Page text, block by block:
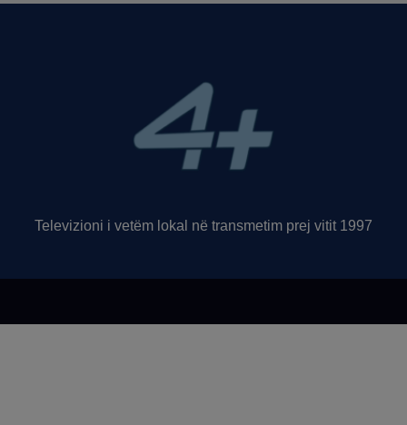
Televizioni i vetëm lokal në transmetim prej vitit 1997